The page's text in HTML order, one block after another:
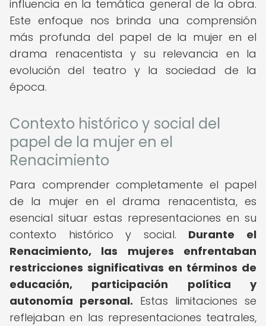
influencia en la temática general de la obra.
Este enfoque nos brinda una comprensión
más profunda del papel de la mujer en el
drama renacentista y su relevancia en la
evolución del teatro y la sociedad de la
época.
Contexto histórico y social del
papel de la mujer en el
Renacimiento
Para comprender completamente el papel
de la mujer en el drama renacentista, es
esencial situar estas representaciones en su
contexto histórico y social. Durante el
Renacimiento, las mujeres enfrentaban
restricciones significativas en términos de
educación, participación política y
autonomía personal. Estas limitaciones se
reflejaban en las representaciones teatrales,